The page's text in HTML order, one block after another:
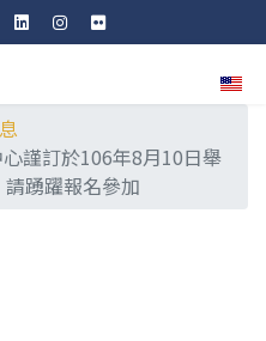
選擇
謹訂於106年8月10日舉
踴躍報名參加